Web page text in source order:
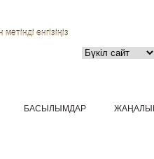
мәтінді енгізіңіз
БАСЫЛЫМДАР